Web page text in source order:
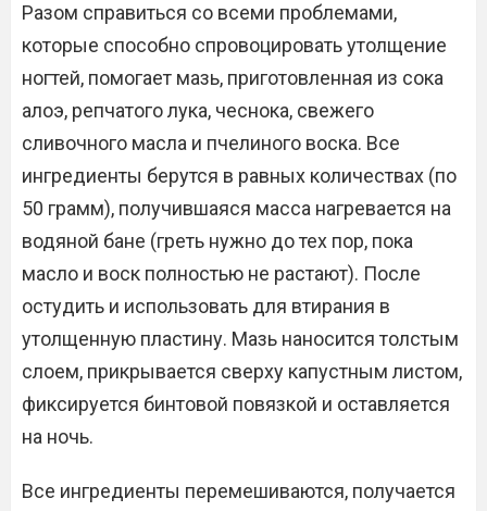
Разом справиться со всеми проблемами,
которые способно спровоцировать утолщение
ногтей, помогает мазь, приготовленная из сока
алоэ, репчатого лука, чеснока, свежего
сливочного масла и пчелиного воска. Все
ингредиенты берутся в равных количествах (по
50 грамм), получившаяся масса нагревается на
водяной бане (греть нужно до тех пор, пока
масло и воск полностью не растают). После
остудить и использовать для втирания в
утолщенную пластину. Мазь наносится толстым
слоем, прикрывается сверху капустным листом,
фиксируется бинтовой повязкой и оставляется
на ночь.
Все ингредиенты перемешиваются, получается